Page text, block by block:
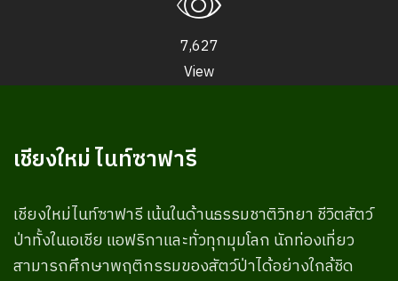
7,627
View
เชียงใหม่ ไนท์ซาฟารี
เชียงใหม่ไนท์ซาฟารี เน้นในด้านธรรมชาติวิทยา ชีวิตสัตว์
ป่าทั้งในเอเชีย แอฟริกาและทั่วทุกมุมโลก นักท่องเที่ยว
สามารถศึกษาพฤติกรรมของสัตว์ป่าได้อย่างใกล้ชิด